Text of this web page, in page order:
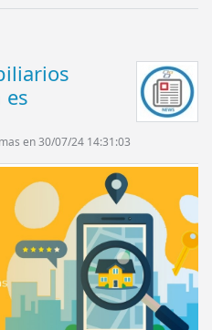
en 30/07/24 14:31:03